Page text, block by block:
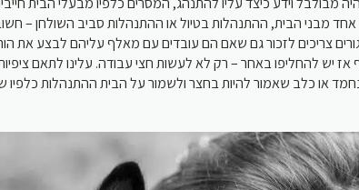
מבני הבית, ההתנהלות בטיול או ההתנהלות סביב השולחן –
צריכים לזכור גם שאם הם עובדים עם מאלף עליהם לבצע את
יש להחליפו באחר – רק לא לעשות חצי עבודה. עלינו לתאם
או כלב שאמור להיות בחצר ולשמור על הבית ההתנהלות כלפיו